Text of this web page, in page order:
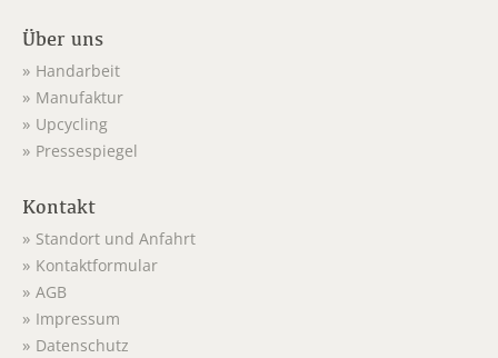
Über uns
Handarbeit
Manufaktur
Upcycling
Pressespiegel
Kontakt
Standort und Anfahrt
Kontaktformular
AGB
Impressum
Datenschutz